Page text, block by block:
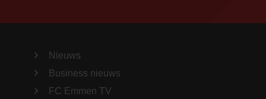
Nieuws
Business nieuws
FC Emmen TV